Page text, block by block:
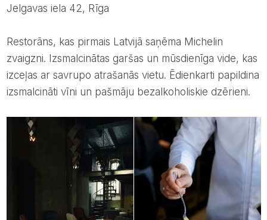
Jelgavas iela 42, Rīga
Restorāns, kas pirmais Latvijā saņēma Michelin
zvaigzni. Izsmalcinātas garšas un mūsdienīga vide, kas
izceļas ar savrupo atrašanās vietu. Ēdienkarti papildina
izsmalcināti vīni un pašmāju bezalkoholiskie dzērieni.